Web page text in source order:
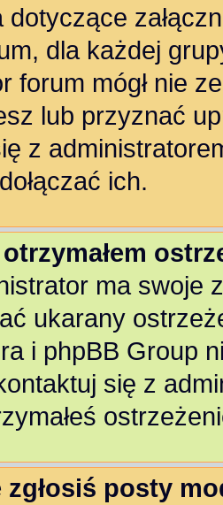
dotyczące
dla każdej
forum mógł nie
lub przyznać
z
ich.
ma swoje
ukarany
i phpBB Group
się z
zgłosiś posty